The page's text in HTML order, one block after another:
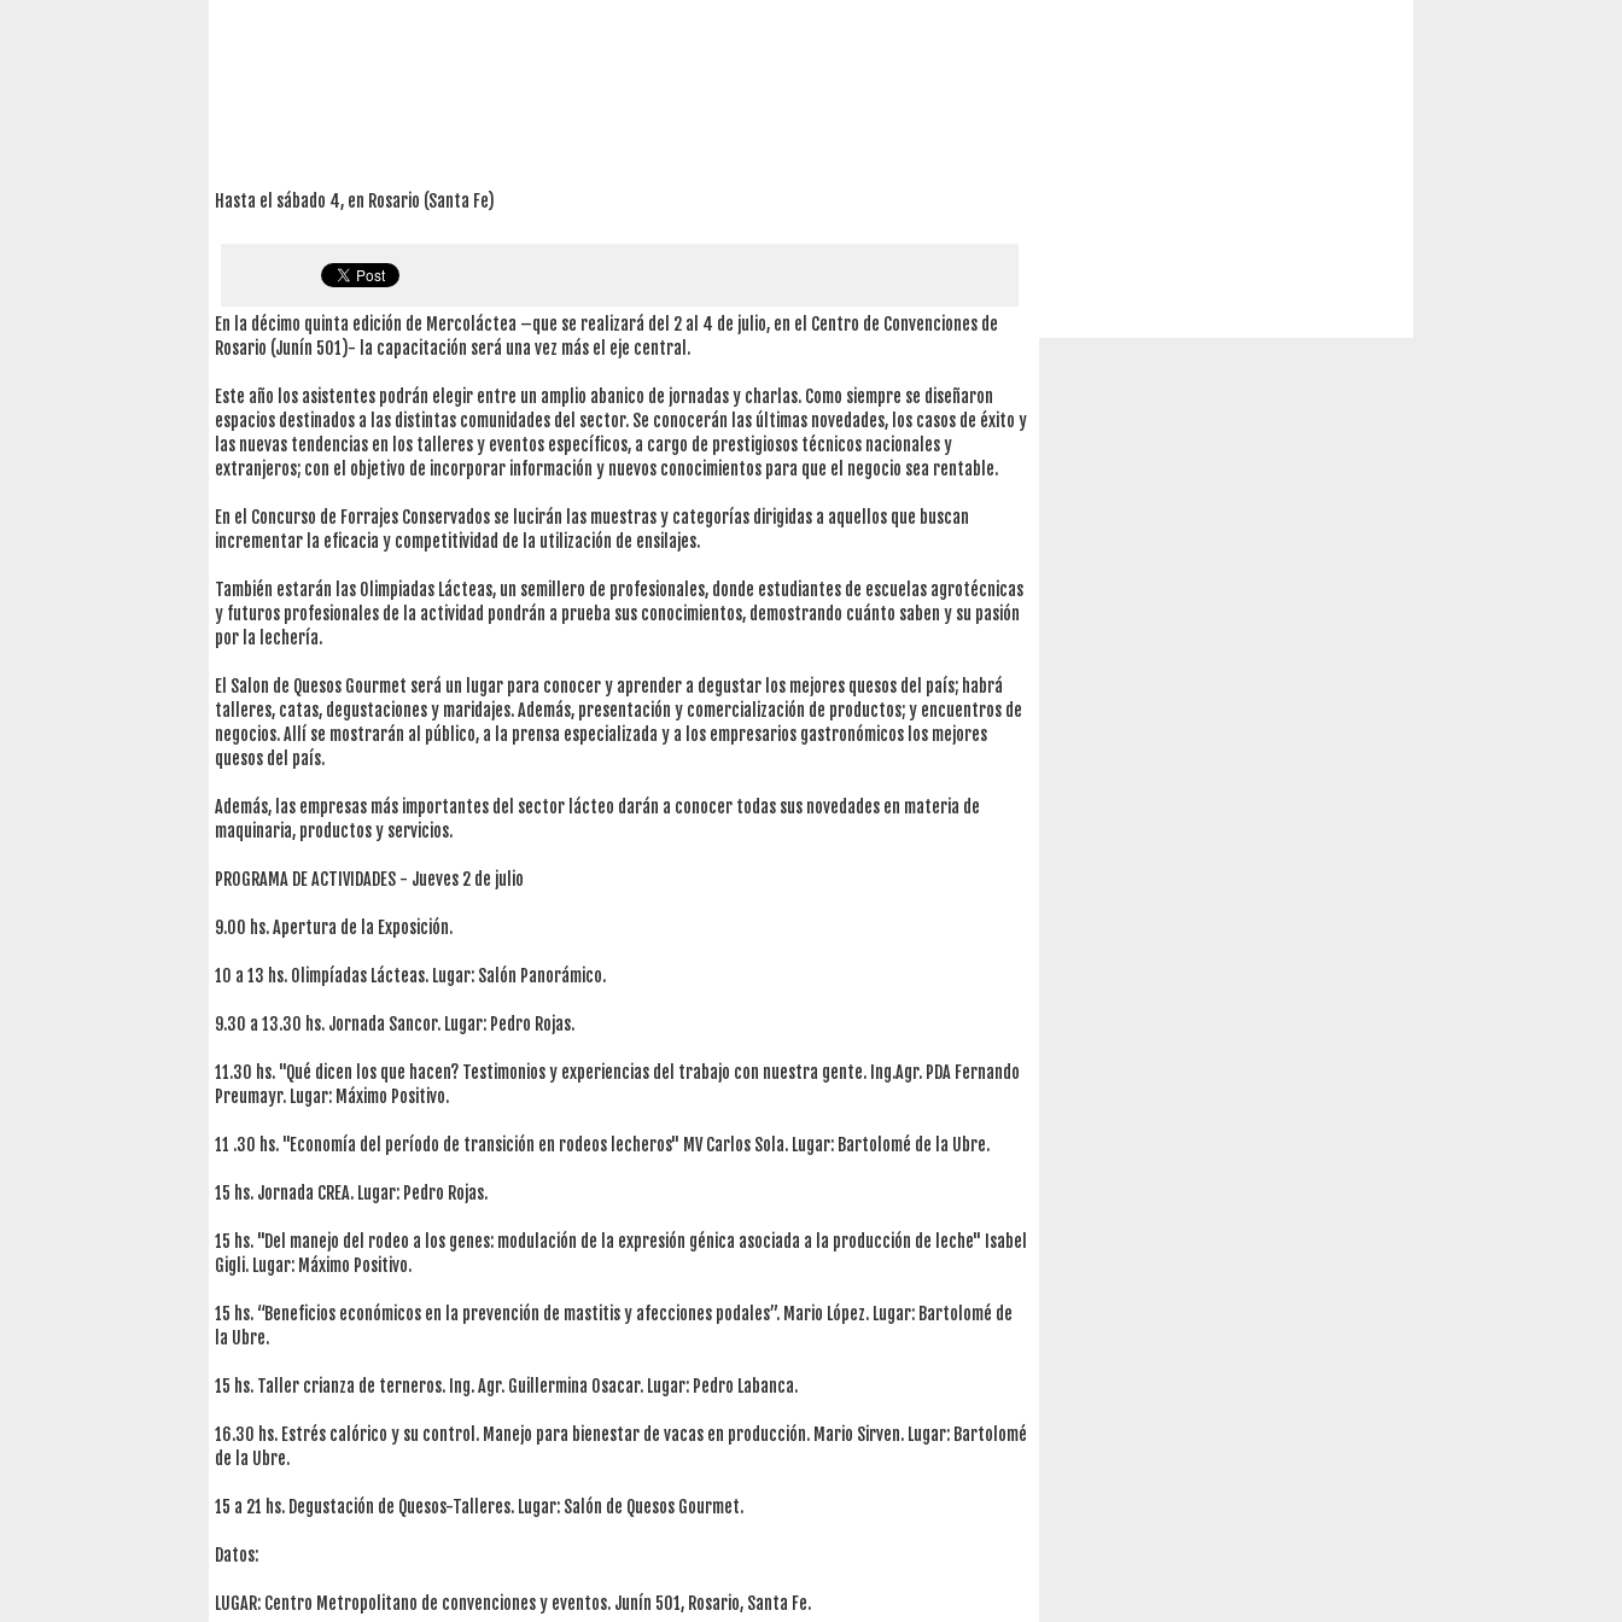
Hasta el sábado 4, en Rosario (Santa Fe)
En la décimo quinta edición de Mercoláctea –que se realizará del 2 al 4 de julio, en el Centro de Convenciones de
Rosario (Junín 501)- la capacitación será una vez más el eje central.
Este año los asistentes podrán elegir entre un amplio abanico de jornadas y charlas. Como siempre se diseñaron
espacios destinados a las distintas comunidades del sector. Se conocerán las últimas novedades, los casos de éxito y
las nuevas tendencias en los talleres y eventos específicos, a cargo de prestigiosos técnicos nacionales y
extranjeros; con el objetivo de incorporar información y nuevos conocimientos para que el negocio sea rentable.
En el Concurso de Forrajes Conservados se lucirán las muestras y categorías dirigidas a aquellos que buscan
incrementar la eficacia y competitividad de la utilización de ensilajes.
También estarán las Olimpiadas Lácteas, un semillero de profesionales, donde estudiantes de escuelas agrotécnicas
y futuros profesionales de la actividad pondrán a prueba sus conocimientos, demostrando cuánto saben y su pasión
por la lechería.
El Salon de Quesos Gourmet será un lugar para conocer y aprender a degustar los mejores quesos del país; habrá
talleres, catas, degustaciones y maridajes. Además, presentación y comercialización de productos; y encuentros de
negocios. Allí se mostrarán al público, a la prensa especializada y a los empresarios gastronómicos los mejores
quesos del país.
Además, las empresas más importantes del sector lácteo darán a conocer todas sus novedades en materia de
maquinaria, productos y servicios.
PROGRAMA DE ACTIVIDADES - Jueves 2 de julio
9.00 hs. Apertura de la Exposición.
10 a 13 hs. Olimpíadas Lácteas. Lugar: Salón Panorámico.
9.30 a 13.30 hs. Jornada Sancor. Lugar: Pedro Rojas.
11.30 hs. "Qué dicen los que hacen? Testimonios y experiencias del trabajo con nuestra gente. Ing.Agr. PDA Fernando
Preumayr. Lugar: Máximo Positivo.
11 .30 hs. "Economía del período de transición en rodeos lecheros" MV Carlos Sola. Lugar: Bartolomé de la Ubre.
15 hs. Jornada CREA. Lugar: Pedro Rojas.
15 hs. "Del manejo del rodeo a los genes: modulación de la expresión génica asociada a la producción de leche" Isabel
Gigli. Lugar: Máximo Positivo.
15 hs. “Beneficios económicos en la prevención de mastitis y afecciones podales”. Mario López. Lugar: Bartolomé de
la Ubre.
15 hs. Taller crianza de terneros. Ing. Agr. Guillermina Osacar. Lugar: Pedro Labanca.
16.30 hs. Estrés calórico y su control. Manejo para bienestar de vacas en producción. Mario Sirven. Lugar: Bartolomé
de la Ubre.
15 a 21 hs. Degustación de Quesos-Talleres. Lugar: Salón de Quesos Gourmet.
Datos:
LUGAR: Centro Metropolitano de convenciones y eventos. Junín 501, Rosario, Santa Fe.